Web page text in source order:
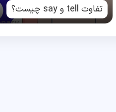
تفاوت tell و say چیست؟